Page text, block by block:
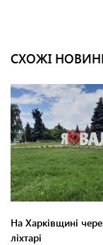
СХОЖІ
На Харківщині
ліхтарі